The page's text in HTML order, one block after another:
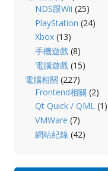
NDS跟Wii (25)
PlayStation (24)
Xbox (13)
手機遊戲 (8)
電腦遊戲 (15)
電腦相關 (227)
Frontend相關 (2)
Qt Quick / QML (1)
VMWare (7)
網站紀錄 (42)